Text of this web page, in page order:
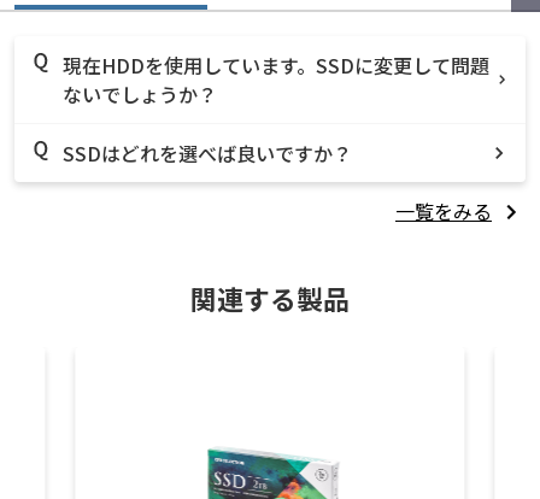
現在HDDを使用しています。SSDに変更して問題
ないでしょうか？
SSDはどれを選べば良いですか？
一覧をみる
関連する製品